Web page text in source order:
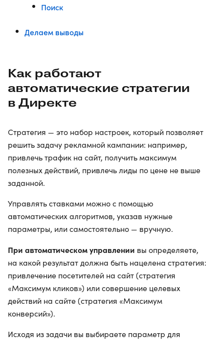
Поиск
Делаем выводы
Как работают
автоматические стратегии
в Директе
Стратегия — это набор настроек, который позволяет
решить задачу рекламной кампании: например,
привлечь трафик на сайт, получить максимум
полезных действий, привлечь лиды по цене не выше
заданной.
Управлять ставками можно с помощью
автоматических алгоритмов, указав нужные
параметры, или самостоятельно — вручную.
При автоматическом управлении вы определяете,
на какой результат должна быть нацелена стратегия:
привлечение посетителей на сайт (стратегия
«Максимум кликов») или совершение целевых
действий на сайте (стратегия «Максимум
конверсий»).
Исходя из задачи вы выбираете параметр для